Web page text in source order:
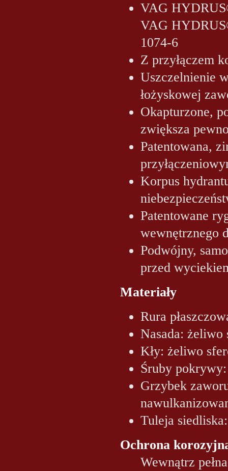
VAG
VAG
1074-6
Z przyłączem
Uszczelnienie
łożyskowej
Okapturzone,
zwiększa
Patentowana,
Korpus
Patentowane
wewnętrznego
Podwójny,
przed
Materiały
Rura
Nasada: żeliwo
Kły: żeliwo
Śruby
Grzybek
Tuleja
Ochrona
Wewnątrz